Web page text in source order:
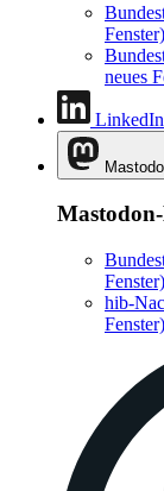
Fenster)
neues
LinkedIn
Fenster)
hib-
Fenster)